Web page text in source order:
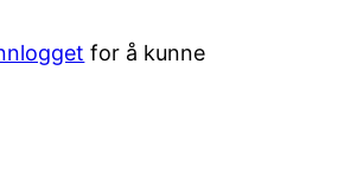
for å kunne